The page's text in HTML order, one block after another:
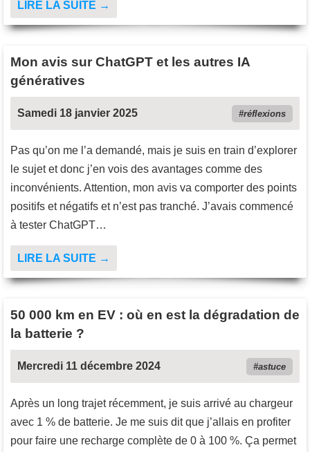
LIRE LA SUITE →
Mon avis sur ChatGPT et les autres IA
génératives
Samedi 18 janvier 2025 réflexions
Pas qu’on me l’a demandé, mais je suis en train d’explorer
le sujet et donc j’en vois des avantages comme des
inconvénients. Attention, mon avis va comporter des points
positifs et négatifs et n’est pas tranché. J’avais commencé
à tester ChatGPT…
LIRE LA SUITE →
50 000 km en EV : où en est la dégradation de
la batterie ?
Mercredi 11 décembre 2024 astuce
Après un long trajet récemment, je suis arrivé au chargeur
avec 1 % de batterie. Je me suis dit que j’allais en profiter
pour faire une recharge complète de 0 à 100 %. Ça permet